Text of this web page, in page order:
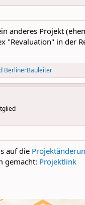
anderes Projekt
"Revaluation" in der
BerlinerBauleiter
auf die
gemacht: Projektlink